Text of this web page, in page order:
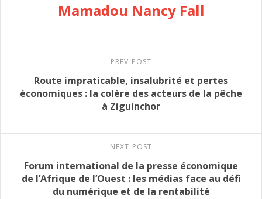
Mamadou Nancy Fall
PREV POST
Route impraticable, insalubrité et pertes
économiques : la colère des acteurs de la pêche
à Ziguinchor
NEXT POST
Forum international de la presse économique
de l’Afrique de l’Ouest : les médias face au défi
du numérique et de la rentabilité